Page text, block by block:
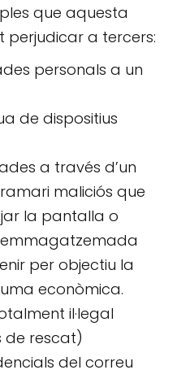
que aquesta
a tercers:
personals a un
de dispositius
a través d’un
maliciós que
la pantalla o
per objectiu la
econòmica.
il·legal
rescat)
del correu